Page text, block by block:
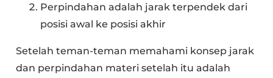
Perpindahan adalah jarak terpendek dari
posisi awal ke posisi akhir
Setelah teman-teman memahami konsep jarak
dan perpindahan materi setelah itu adalah